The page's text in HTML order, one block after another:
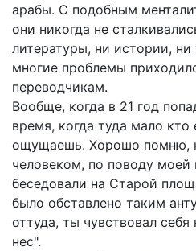
арабы. С подобным
они никогда не
литературы, ни истории,
многие проблемы
переводчикам.
Вообще, когда в 21 год
время, когда туда мало кто
ощущаешь. Хорошо помню,
человеком, по поводу моей
беседовали на Старой
было обставлено таким
оттуда, ты чувствовал
нес".